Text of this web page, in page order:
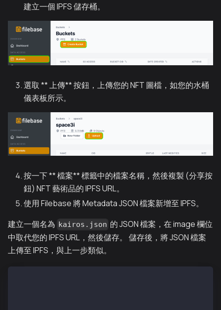
建立一個 IPFS 儲存桶。
選取 ** 上傳** 按鈕，上傳您的 NFT 圖檔，如您的水桶
儀表板所示。
按一下 ** 檔案** 標籤中的檔案名稱，然後複製 (分享按
鈕) NFT 藝術品的 IPFS URL。
使用 Filebase 將 Metadata JSON 檔案新增至 IPFS。
建立一個名為 kairos.json 的 JSON 檔案，在 image 欄位
中取代您的 IPFS URL，然後儲存。 儲存後，將 JSON 檔案
上傳至 IPFS，與上一步類似。